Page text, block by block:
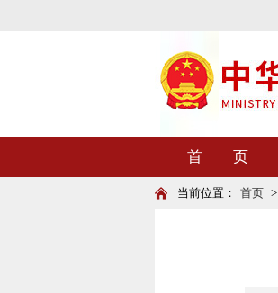
首 页
当前位置： 首页 >